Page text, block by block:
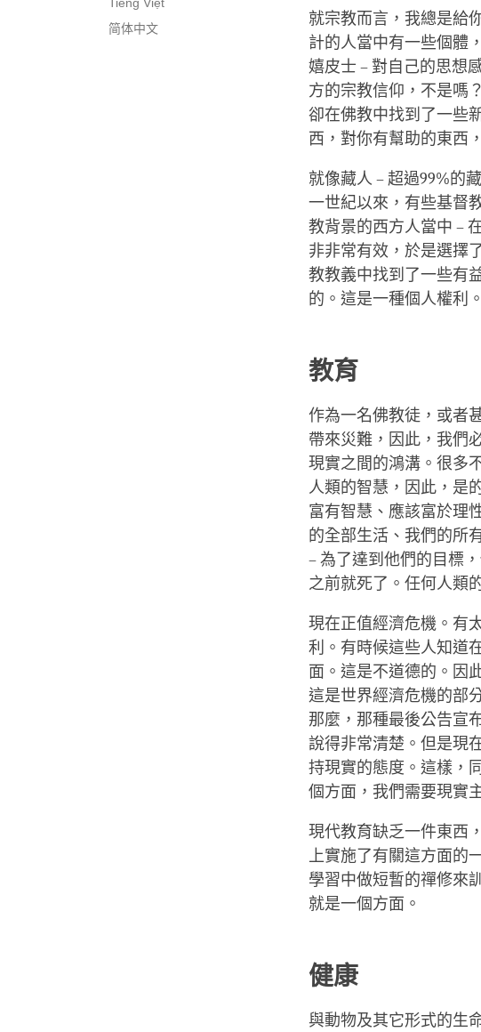
Tiếng Việt
简体中文
就宗教而言，我總是給
計的人當中有一些個體
嬉皮士 – 對自己的思想
方的宗教信仰，不是嗎
卻在佛教中找到了一些
西，對你有幫助的東西
就像藏人 – 超過99%的
一世紀以來，有些基督
教背景的西方人當中 –
非非常有效，於是選擇
教教義中找到了一些有
的。這是一種個人權利。
教育
作為一名佛教徒，或者
帶來災難，因此，我們
現實之間的鴻溝。很多
人類的智慧，因此，是
富有智慧、應該富於理
的全部生活、我們的所
– 為了達到他們的目標
之前就死了。任何人類
現在正值經濟危機。有
利。有時候這些人知道
面。這是不道德的。因
這是世界經濟危機的部
那麼，那種最後公告宣
說得非常清楚。但是現
持現實的態度。這樣，
個方面，我們需要現實
現代教育缺乏一件東西
上實施了有關這方面的
學習中做短暫的禪修來
就是一個方面。
健康
與動物及其它形式的生